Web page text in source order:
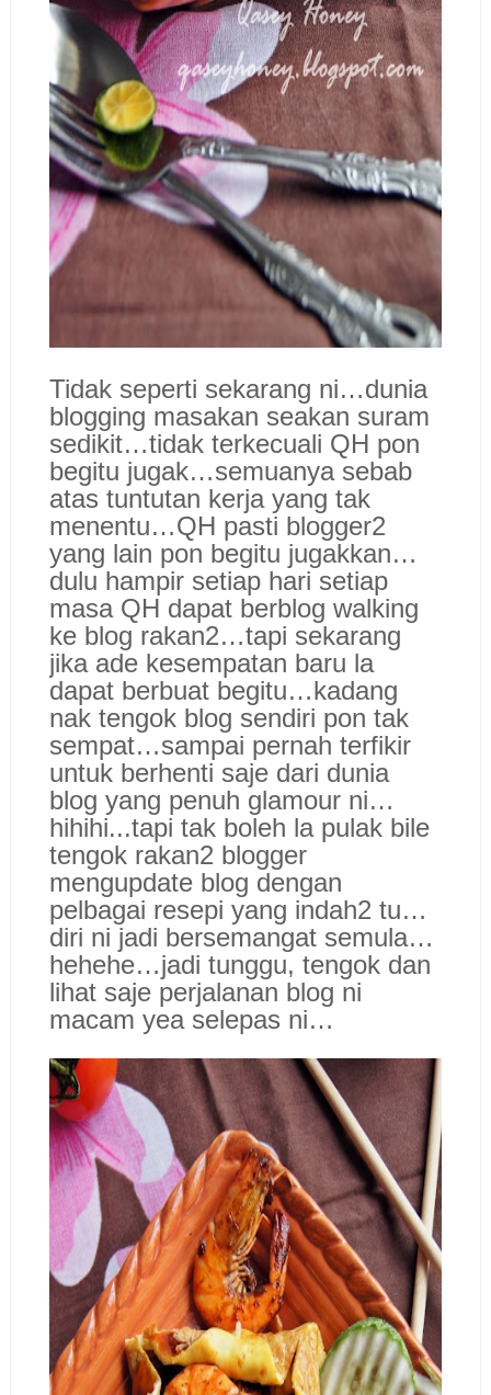
Tidak seperti sekarang ni…dunia
blogging masakan seakan suram
sedikit…tidak terkecuali QH pon
begitu jugak…semuanya sebab
atas tuntutan kerja yang tak
menentu…QH pasti blogger2
yang lain pon begitu jugakkan…
dulu hampir setiap hari setiap
masa QH dapat berblog walking
ke blog rakan2…tapi sekarang
jika ade kesempatan baru la
dapat berbuat begitu…kadang
nak tengok blog sendiri pon tak
sempat…sampai pernah terfikir
untuk berhenti saje dari dunia
blog yang penuh glamour ni…
hihihi...tapi tak boleh la pulak bile
tengok rakan2 blogger
mengupdate blog dengan
pelbagai resepi yang indah2 tu…
diri ni jadi bersemangat semula…
hehehe…jadi tunggu, tengok dan
lihat saje perjalanan blog ni
macam yea selepas ni…